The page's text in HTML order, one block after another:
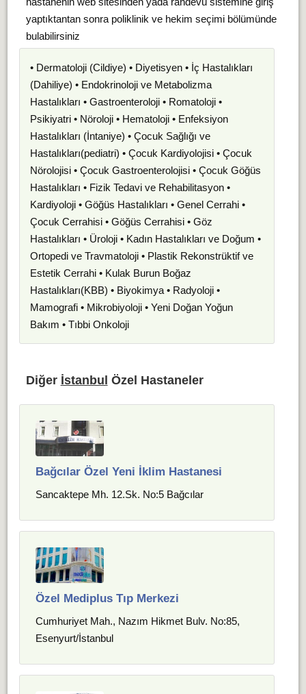
yaptıktantan sonra poliklinik ve hekim seçimi bölümünde
bulabilirsiniz
• Dermatoloji (Cildiye) • Diyetisyen • İç Hastalıkları
(Dahiliye) • Endokrinoloji ve Metabolizma
Hastalıkları • Gastroenteroloji • Romatoloji •
Psikiyatri • Nöroloji • Hematoloji • Enfeksiyon
Hastalıkları (İntaniye) • Çocuk Sağlığı ve
Hastalıkları(pediatri) • Çocuk Kardiyolojisi • Çocuk
Nörolojisi • Çocuk Gastroenterolojisi • Çocuk Göğüs
Hastalıkları • Fizik Tedavi ve Rehabilitasyon •
Kardiyoloji • Göğüs Hastalıkları • Genel Cerrahi •
Çocuk Cerrahisi • Göğüs Cerrahisi • Göz
Hastalıkları • Üroloji • Kadın Hastalıkları ve Doğum •
Ortopedi ve Travmatoloji • Plastik Rekonstrüktif ve
Estetik Cerrahi • Kulak Burun Boğaz
Hastalıkları(KBB) • Biyokimya • Radyoloji •
Mamografi • Mikrobiyoloji • Yeni Doğan Yoğun
Bakım • Tıbbi Onkoloji
Diğer İstanbul Özel Hastaneler
Bağcılar Özel Yeni İklim Hastanesi
Sancaktepe Mh. 12.Sk. No:5 Bağcılar
Özel Mediplus Tıp Merkezi
Cumhuriyet Mah., Nazım Hikmet Bulv. No:85,
Esenyurt/İstanbul